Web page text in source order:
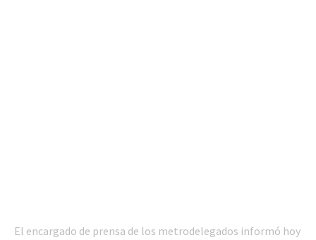
El encargado de prensa de los metrodelegados informó hoy